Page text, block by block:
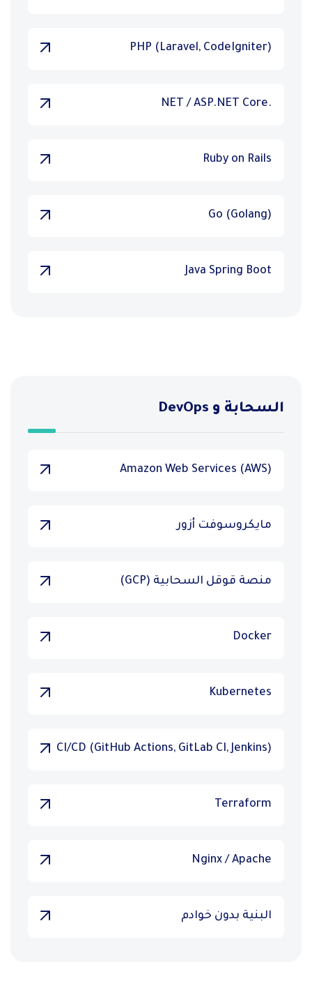
PHP (Laravel, CodeIgniter)
.NET / ASP.NET Core
Ruby on Rails
Go (Golang)
Java Spring Boot
السحابة و DevOps
Amazon Web Services (AWS)
مايكروسوفت أزور
منصة قوقل السحابية (GCP)
Docker
Kubernetes
CI/CD (GitHub Actions, GitLab CI, Jenkins)
Terraform
Nginx / Apache
البنية بدون خوادم